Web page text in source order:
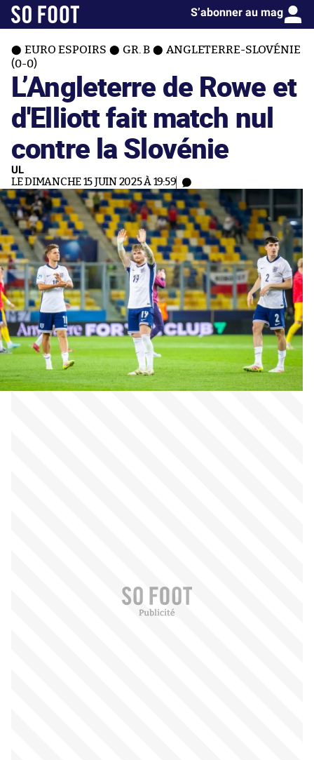
S’abonner au mag
EURO ESPOIRS GR. B
ANGLETERRE-SLOVÉNIE
(0-0)
L’Angleterre de Rowe et
d'Elliott fait match nul
contre la Slovénie
UL
LE DIMANCHE 15 JUIN 2025 À 19:59